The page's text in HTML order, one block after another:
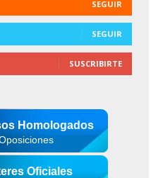
SEGUIR
SEGUIR
SUSCRIBIRTE
Homologados
Oficiales